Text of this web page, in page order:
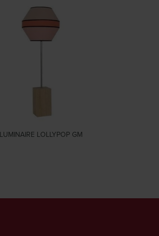
LUMINAIRE LOLLYPOP GM